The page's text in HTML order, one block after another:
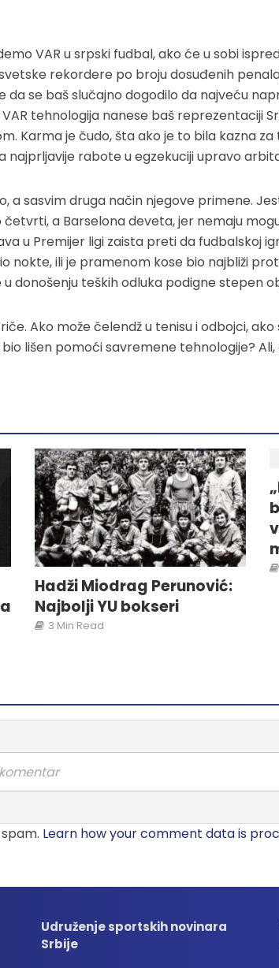
VAR u srpski fudbal, ako će u sobi
rekordere po broju dosuđenih
da se baš slučajno dogodilo da najveću
tehnologija nanese baš reprezentaciji
Karma je čudo, šta ako je to bila kazna
najprljavije rabote u egzekuciji upravo
a sasvim druga način njegove primene.
a Barselona deveta, jer nemaju
u Premijer ligi zaista preti da fudbalskoj
nokte, ili je pramenom kose bio najbliži
donošenju teških odluka podigne stepen
Ako može čelendž u tenisu i odbojci,
lišen pomoći savremene tehnologije?
Hadži Miodrag Perunović:
Najbolji YU bokseri
3 Min Read
Learn how your comment data is
Udruženje sportskih novinara
Srbije